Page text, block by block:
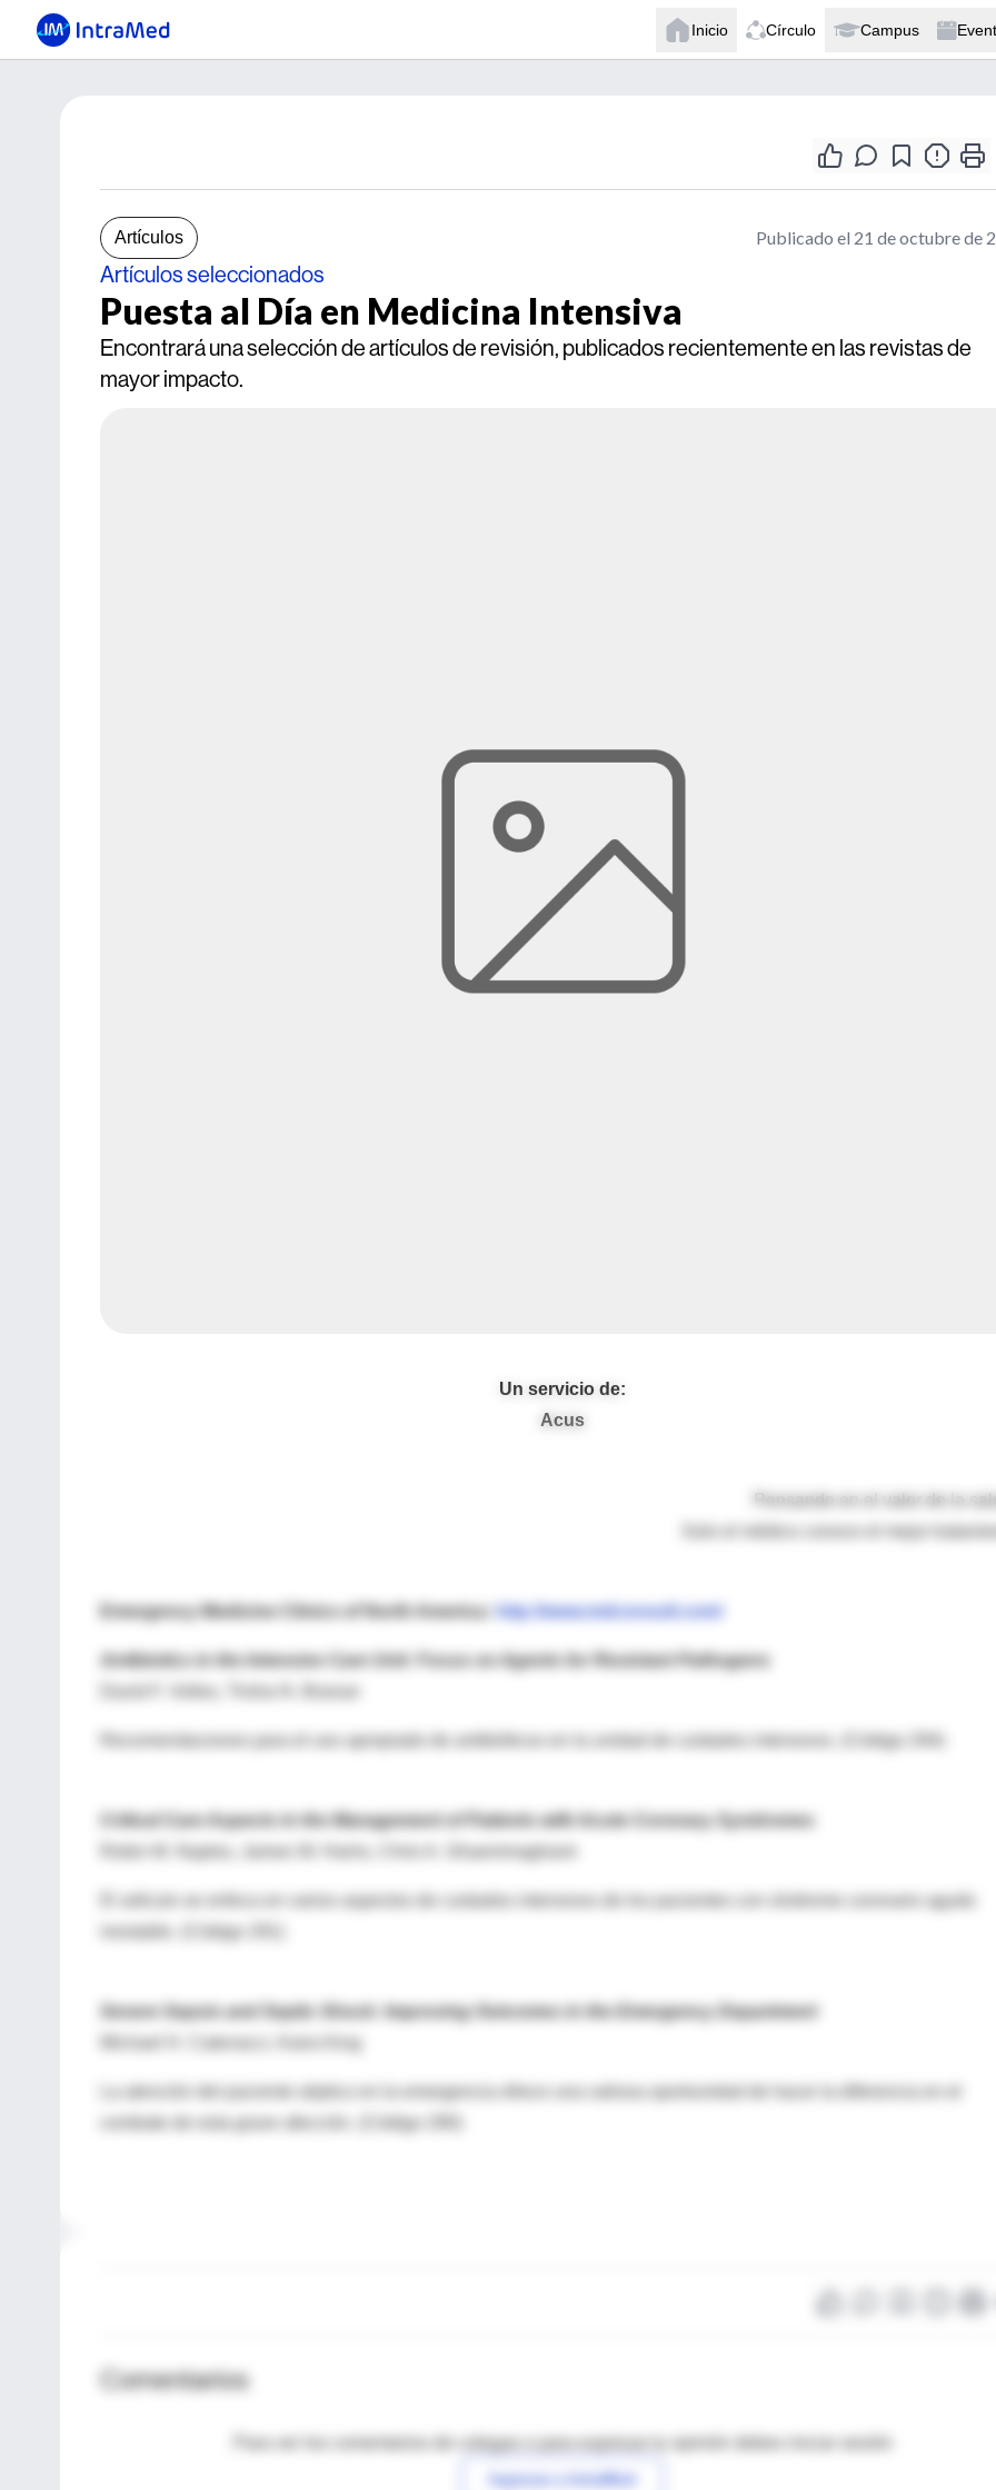
Inicio Círculo Campus
Artículos Publicado el 21 de octubre de
Artículos seleccionados
Puesta al Día en Medicina Intensiva
Encontrará una selección de artículos de revisión, publicados recientemente en las revistas de
mayor impacto.
Un servicio de:
Acus
Pensando en el valor de la
Emergency Medicine Clinics of North America: http://www.mdconsult.com/
Antibiotics in the Intensive Care Unit: Focus on Agents for Resistant Pathogens
Recomendaciones para el uso apropiado de antibióticos en la unidad de cuidados intensivos. (Código 294)
Critical Care Aspects in the Management of Patients with Acute Coronary Syndromes
Robin M. Naples, James W. Harris, Chris A. Ghaemmaghami
El artículo se enfoca en varios aspectos de cuidados intensivos de los pacientes con síndrome coronario agudo
inestable. (Código 291)
Severe Sepsis and Septic Shock: Improving Outcomes in the Emergency Department
La atención del paciente séptico en la emergencia ofrece una valiosa oportunidad de hacer la diferencia en el
combate de esta grave afección. (Código 290)
Comentarios
Para ver los comentarios de colegas o para expresar tu opinión debes iniciar sesión
Ingresar a IntraMed